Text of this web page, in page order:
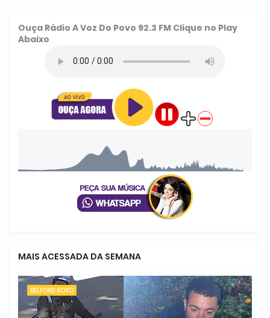
Ouça Rádio A Voz Do Povo 92.3 FM Clique no Play
Abaixo
MAIS ACESSADA DA SEMANA
BELFORD ROXO